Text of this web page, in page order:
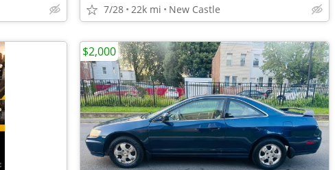
7/28 22k mi New Castle
$2,000